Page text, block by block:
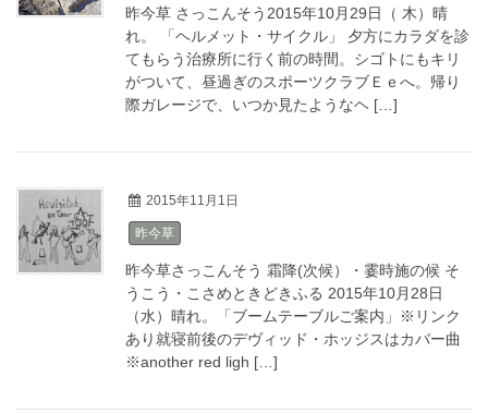
昨今草 さっこんそう2015年10月29日（ 木）晴
れ。 「ヘルメット・サイクル」 夕方にカラダを診
てもらう治療所に行く前の時間。シゴトにもキリ
がついて、昼過ぎのスポーツクラブＥｅへ。帰り
際ガレージで、いつか見たようなヘ […]
2015年11月1日
昨今草
昨今草さっこんそう 霜降(次候）・霎時施の候 そ
うこう・こさめときどきふる 2015年10月28日
（水）晴れ。「ブームテーブルご案内」※リンク
あり就寝前後のデヴィッド・ホッジスはカバー曲
※another red ligh […]